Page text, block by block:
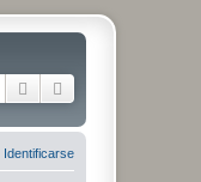
Buscar
Identificarse